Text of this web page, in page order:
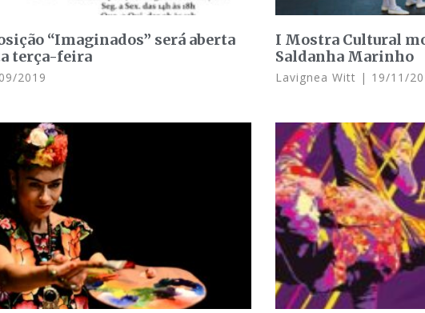
“Imaginados” será aberta
terça-feira
2019
I Mostra Cultural
Saldanha Marinho
Lavignea Witt 19/11/